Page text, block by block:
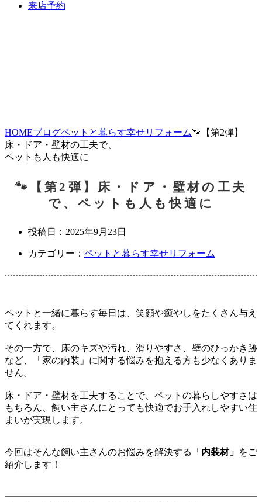
来店予約
HOMEブログペットと暮らす幸せリフォーム🐾【第2弾】
床・ドア・壁材の工夫で、
ペットも人も快適に
🐾【第2弾】床・ドア・壁材の工夫
で、ペットも人も快適に
投稿日： 2025年9月23日
カテゴリー： ペットと暮らす幸せリフォーム
ペットと一緒に暮らす毎日は、笑顔や癒やしをたくさん与え
てくれます。
その一方で、床のキズや汚れ、滑りやすさ、壁のひっかき跡
など、「家の内装」に関する悩みを抱える方も少なくありま
せん。
床・ドア・壁材を工夫することで、ペットの暮らしやすさは
もちろん、飼い主さんにとっても快適でお手入れしやすい住
まいが実現します。
今回はそんな飼い主さんのお悩みを解決する「 内装材」 をご
紹介します！